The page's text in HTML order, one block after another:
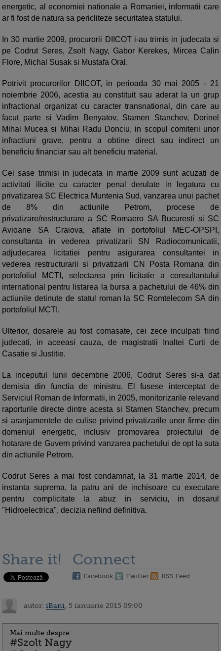
energetic, al economiei nationale a Romaniei, informatii care
ar fi fost de natura sa pericliteze securitatea statului.
In 30 martie 2009, procurorii DIICOT i-au trimis in judecata si
pe Codrut Seres, Zsolt Nagy, Gabor Kerekes, Mircea Calin
Flore, Michal Susak si Mustafa Oral.
Potrivit procurorilor DIICOT, in perioada 30 mai 2005 - 21
noiembrie 2006, acestia au constituit sau aderat la un grup
infractional organizat cu caracter transnational, din care au
facut parte si Vadim Benyatov, Stamen Stanchev, Dorinel
Mihai Mucea si Mihai Radu Donciu, in scopul comiterii unor
infractiuni grave, pentru a obtine direct sau indirect un
beneficiu financiar sau alt beneficiu material.
Cei sase trimisi in judecata in martie 2009 sunt acuzati de
activitati ilicite cu caracter penal derulate in legatura cu
privatizarea SC Electrica Muntenia Sud, vanzarea unui pachet
de 8% din actiunile Petrom, procese de
privatizare/restructurare a SC Romaero SA Bucuresti si SC
Avioane SA Craiova, aflate in portofoliul MEC-OPSPI,
consultanta in vederea privatizarii SN Radiocomunicatii,
adjudecarea licitatiei pentru asigurarea consultantei in
vederea restructurarii si privatizarii CN Posta Romana din
portofoliul MCTI, selectarea prin licitatie a consultantului
international pentru listarea la bursa a pachetului de 46% din
actiunile detinute de statul roman la SC Romtelecom SA din
portofoliul MCTI.
Ulterior, dosarele au fost comasate, cei zece inculpati fiind
judecati, in aceeasi cauza, de magistratii Inaltei Curti de
Casatie si Justitie.
La inceputul lunii decembrie 2006, Codrut Seres si-a dat
demisia din functia de ministru. El fusese interceptat de
Serviciul Roman de Informatii, in 2005, monitorizarile relevand
raporturile directe dintre acesta si Stamen Stanchev, precum
si aranjamentele de culise privind privatizarile unor firme din
domeniul energetic, inclusiv promovarea proiectului de
hotarare de Guvern privind vanzarea pachetului de opt la suta
din actiunile Petrom.
Codrut Seres a mai fost condamnat, la 31 martie 2014, de
instanta suprema, la patru ani de inchisoare cu executare
pentru complicitate la abuz in serviciu, in dosarul
"Hidroelectrica", decizia nefiind definitiva.
Share it! Connect
Facebook Twitter RSS Feed
autor: iBani , 5 ianuarie 2015 09:00
Mai multe despre:
#Szolt Nagy